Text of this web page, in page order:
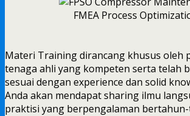
FMEA Process
Materi Training dirancang khusus oleh
tenaga ahli yang kompeten serta telah
sesuai dengan experience dan solid
Anda akan mendapat sharing ilmu
praktisi yang berpengalaman